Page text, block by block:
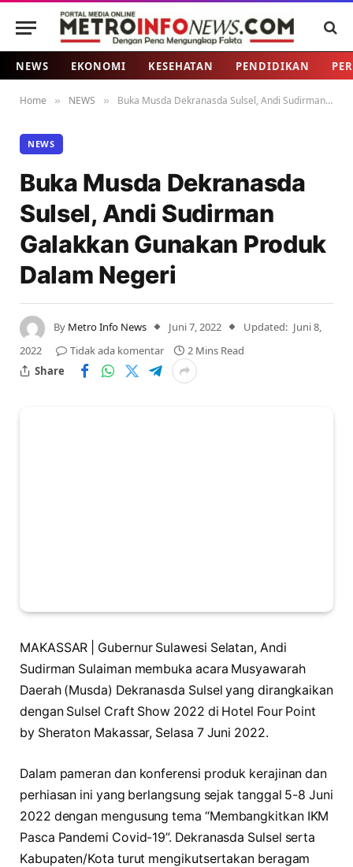
NEWS EKONOMI KESEHATAN PENDIDIKAN
Home » NEWS » Buka Musda Dekranasda Sulsel, Andi Sudirman Galakkan Gunakan Produk Dalam Negeri
NEWS
Buka Musda Dekranasda
Sulsel, Andi Sudirman
Galakkan Gunakan Produk
Dalam Negeri
By Metro Info News Juni 7, 2022 Updated: Juni 8,
2022
Tidak ada komentar
2 Mins Read
Share
MAKASSAR | Gubernur Sulawesi Selatan, Andi
Sudirman Sulaiman membuka acara Musyawarah
Daerah (Musda) Dekranasda Sulsel yang dirangkaikan
dengan Sulsel Craft Show 2022 di Hotel Four Point
by Sheraton Makassar, Selasa 7 Juni 2022.
Dalam pameran dan konferensi produk kerajinan dan
perhiasan ini yang berlangsung sejak tanggal 5-8 Juni
2022 dengan mengusung tema “Membangkitkan IKM
Pasca Pandemi Covid-19”. Dekranasda Sulsel serta
Kabupaten/Kota turut mengikutsertakan beragam